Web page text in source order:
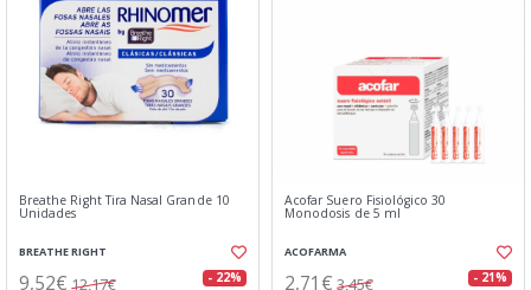
Breathe Right Tira Nasal Grande 10
Unidades
BREATHE RIGHT
9,52€ 12,17€ - 22%
Acofar Suero Fisiológico 30
Monodosis de 5 ml
ACOFARMA
2,71€ 3,45€ - 21%